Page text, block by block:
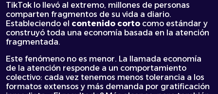
TikTok lo llevó al extremo, millones de personas
comparten fragmentos de su vida a diario.
Estableciendo el contenido corto como estándar y
construyó toda una economía basada en la atención
fragmentada.
Este fenómeno no es menor. La llamada economía
de la atención responde a un comportamiento
colectivo: cada vez tenemos menos tolerancia a los
formatos extensos y más demanda por gratificación